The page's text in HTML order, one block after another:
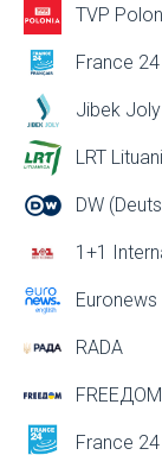
TVP
France 24
Jibek Joly
LRT
DW
1+1
Euronews
RADA
FREEДОМ
France 24